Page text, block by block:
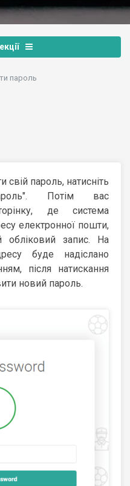
пароль
пароль, натисніть
Потім вас
де система
електронної пошти,
обліковий запис. На
буде надіслано
після натискання
новий пароль.